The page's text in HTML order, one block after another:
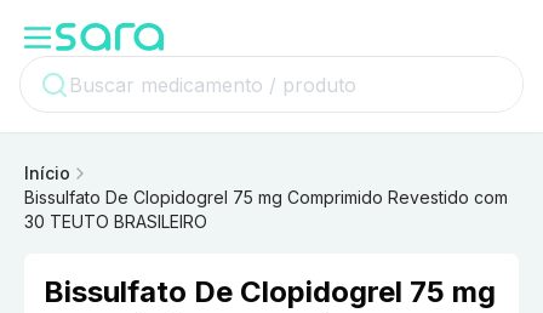
Início
Bissulfato De Clopidogrel 75 mg Comprimido Revestido com
30 TEUTO BRASILEIRO
Bissulfato De Clopidogrel 75 mg